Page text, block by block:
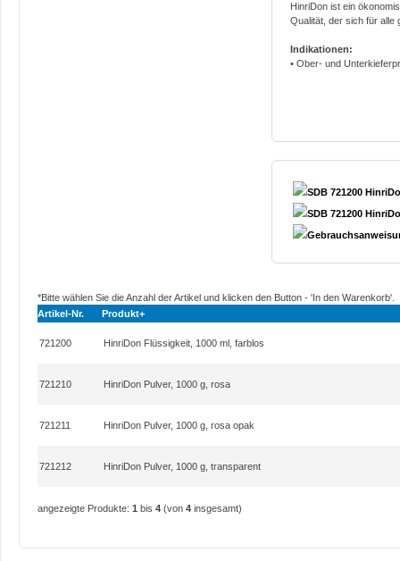
HinriDon ist ein
Qualität, der sich für alle
Indikationen:
• Ober- und
SDB 721200
SDB 721200
*Bitte wählen Sie die Anzahl der Artikel und klicken den Button - 'In den Warenkorb'.
Artikel-Nr.
Produkt+
721200 HinriDon Flüssigkeit, 1000 ml, farblos
721210 HinriDon Pulver, 1000 g, rosa
721211 HinriDon Pulver, 1000 g, rosa opak
721212 HinriDon Pulver, 1000 g, transparent
angezeigte Produkte: 1 bis 4 (von 4 insgesamt)